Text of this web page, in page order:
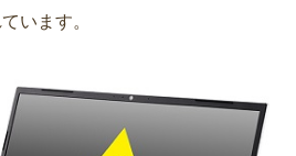
います。